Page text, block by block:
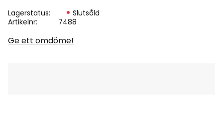
Lagerstatus
Slutsåld
Artikelnr
7488
Ge ett omdöme!